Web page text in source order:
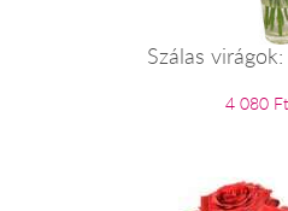
Szálas
4 080